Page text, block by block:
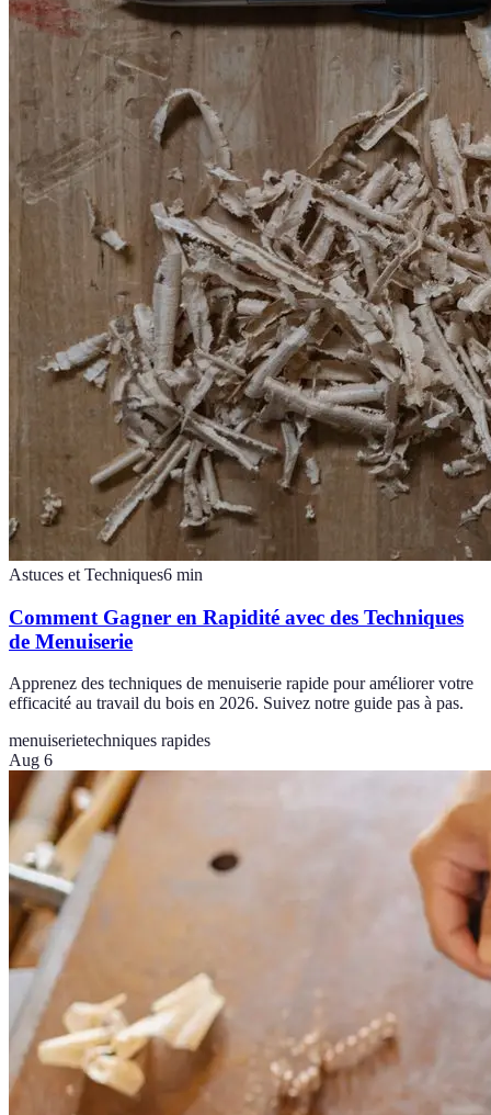
Astuces et Techniques6 min
Comment Gagner en Rapidité avec des Techniques
de Menuiserie
Apprenez des techniques de menuiserie rapide pour améliorer votre
efficacité au travail du bois en 2026. Suivez notre guide pas à pas.
menuiserietechniques rapides
Aug 6